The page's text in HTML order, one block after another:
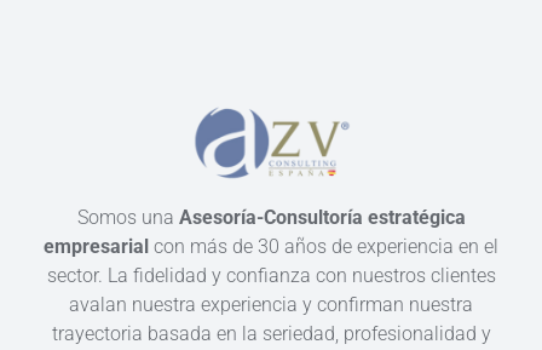
Somos una Asesoría-Consultoría estratégica
empresarial con más de 30 años de experiencia en el
sector. La fidelidad y confianza con nuestros clientes
avalan nuestra experiencia y confirman nuestra
trayectoria basada en la seriedad, profesionalidad y